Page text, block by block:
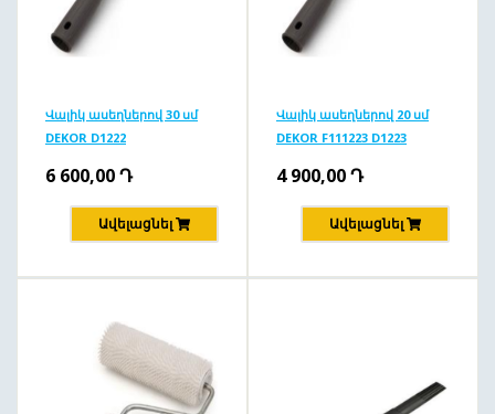
Վալիկ ասեղներով 30 սմ
DEKOR D1222
6 600,00Դ
Ավելացնել
Վալիկ ասեղներով 20 սմ
DEKOR F111223 D1223
4 900,00Դ
Ավելացնել